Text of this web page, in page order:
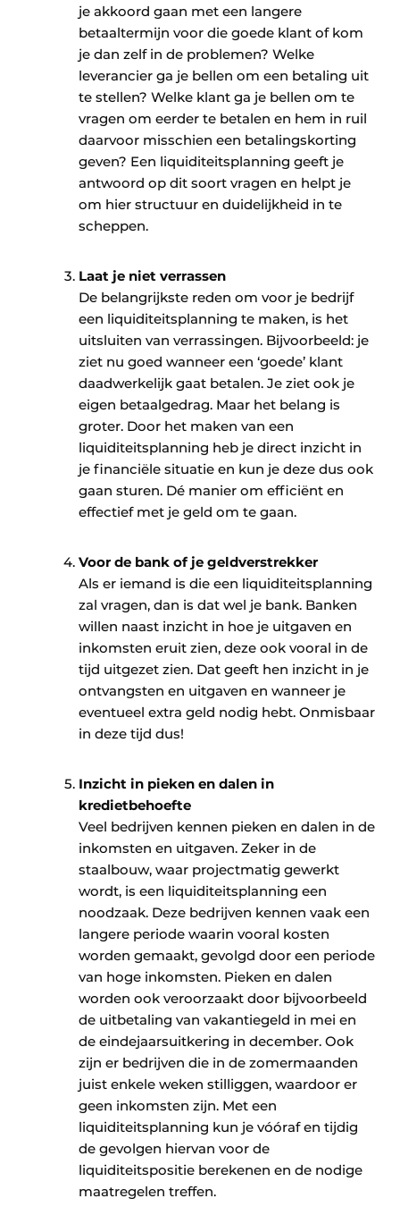
je akkoord gaan met een langere
betaaltermijn voor die goede klant of kom
je dan zelf in de problemen? Welke
leverancier ga je bellen om een betaling uit
te stellen? Welke klant ga je bellen om te
vragen om eerder te betalen en hem in ruil
daarvoor misschien een betalingskorting
geven? Een liquiditeitsplanning geeft je
antwoord op dit soort vragen en helpt je
om hier structuur en duidelijkheid in te
scheppen.
Laat je niet verrassen
De belangrijkste reden om voor je bedrijf
een liquiditeitsplanning te maken, is het
uitsluiten van verrassingen. Bijvoorbeeld: je
ziet nu goed wanneer een ‘goede’ klant
daadwerkelijk gaat betalen. Je ziet ook je
eigen betaalgedrag. Maar het belang is
groter. Door het maken van een
liquiditeitsplanning heb je direct inzicht in
je financiële situatie en kun je deze dus ook
gaan sturen. Dé manier om efficiënt en
effectief met je geld om te gaan.
Voor de bank of je geldverstrekker
Als er iemand is die een liquiditeitsplanning
zal vragen, dan is dat wel je bank. Banken
willen naast inzicht in hoe je uitgaven en
inkomsten eruit zien, deze ook vooral in de
tijd uitgezet zien. Dat geeft hen inzicht in je
ontvangsten en uitgaven en wanneer je
eventueel extra geld nodig hebt. Onmisbaar
in deze tijd dus!
Inzicht in pieken en dalen in
kredietbehoefte
Veel bedrijven kennen pieken en dalen in de
inkomsten en uitgaven. Zeker in de
staalbouw, waar projectmatig gewerkt
wordt, is een liquiditeitsplanning een
noodzaak. Deze bedrijven kennen vaak een
langere periode waarin vooral kosten
worden gemaakt, gevolgd door een periode
van hoge inkomsten. Pieken en dalen
worden ook veroorzaakt door bijvoorbeeld
de uitbetaling van vakantiegeld in mei en
de eindejaarsuitkering in december. Ook
zijn er bedrijven die in de zomermaanden
juist enkele weken stilliggen, waardoor er
geen inkomsten zijn. Met een
liquiditeitsplanning kun je vóóraf en tijdig
de gevolgen hiervan voor de
liquiditeitspositie berekenen en de nodige
maatregelen treffen.